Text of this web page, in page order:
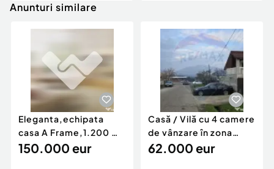
Anunturi similare
Eleganta,echipata
casa A Frame,1.200 mp
teren,deschidere Pia
150.000 eur
Casă / Vilă cu 4 camere
de vânzare în zona
Periferie
62.000 eur